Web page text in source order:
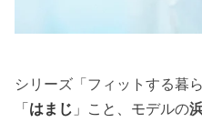
シリーズ「フィットする暮
「はまじ 」こと、モデルの